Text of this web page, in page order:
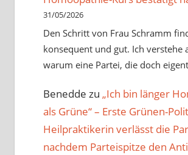
31/05/2026
Den Schritt von Frau Schramm
konsequent und gut. Ich verstehe
warum eine Partei, die doch
Benedde zu „Ich bin länger
als Grüne“ – Erste Grünen-
Heilpraktikerin verlässt die
nachdem Parteispitze den